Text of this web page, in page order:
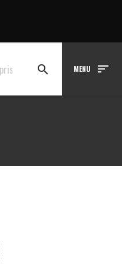
search MENU sort